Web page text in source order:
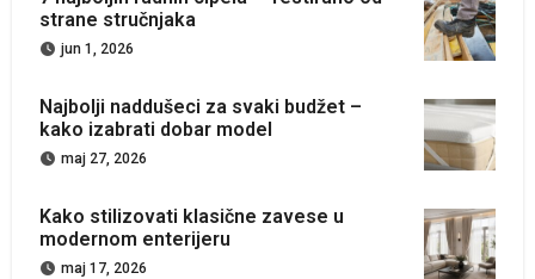
strane stručnjaka
jun 1, 2026
Najbolji naddušeci za svaki budžet –
kako izabrati dobar model
maj 27, 2026
Kako stilizovati klasične zavese u
modernom enterijeru
maj 17, 2026